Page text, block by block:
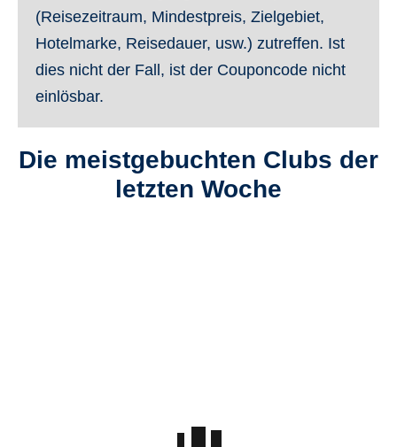
(Reisezeitraum, Mindestpreis, Zielgebiet,
Hotelmarke, Reisedauer, usw.) zutreffen. Ist
dies nicht der Fall, ist der Couponcode nicht
einlösbar.
Die meistgebuchten Clubs der
letzten Woche